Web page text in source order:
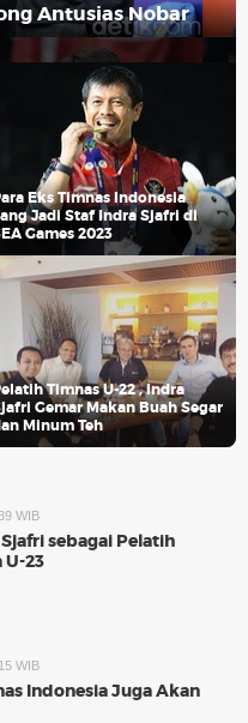
Antusias Nobar
Eks Timnas Indonesia
Jadi Staf Indra Sjafri di
Games 2023
Timnas U-22 , Indra
Gemar Makan Buah Segar
Minum Teh
WIB
sebagai Pelatih
U-23
WIB
Indonesia Juga Akan